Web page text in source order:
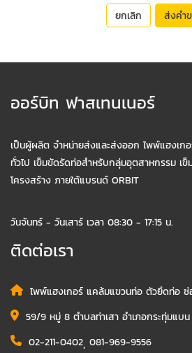
ยกเลิก ส่งคำ
ออร์บิท ฟาสเทนเนอร์
เป็นผู้ผลิต จำหน่ายส่งและส่งออก ไพพ์แฮงเก
ทั่วไป เข็มขัดรัดท่อสำหรับกลุ่มอุตสาหกรรม เ
โครงสร้าง ภายใต้แบรนด์ ORBIT
วันจันทร์ - วันเสาร์ เวลา 08:30 - 17:15 น.
ติดต่อเรา
ไพพ์แฮงเกอร์ แคล้มแขวนท่อ ตัวยึดท่อ ซ่
59/9 หมู่ 8 ตำบลท่าเสา อำเภอกระทุ่มแบ
02-211-0402, 081-969-9556